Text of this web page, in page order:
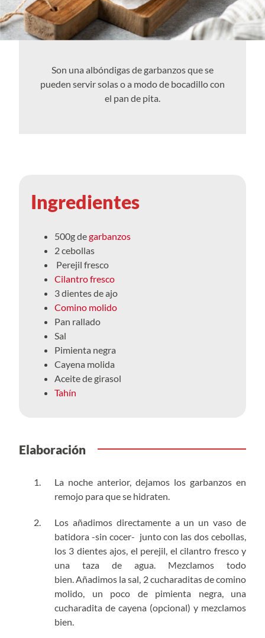
Son una albóndigas de garbanzos que se
pueden servir solas o a modo de bocadillo con
el pan de pita.
Ingredientes
500g degarbanzos
2 cebollas
Perejil fresco
Cilantro fresco
3 dientes de ajo
Comino molido
Pan rallado
Sal
Pimienta negra
Cayena molida
Aceite de girasol
Tahín
Elaboración
La noche anterior, dejamos los garbanzos en
remojo para que se hidraten.
Los añadimos directamente a un un vaso de
batidora -sin cocer- junto con las dos cebollas,
los 3 dientes ajos, el perejil, el cilantro fresco y
una taza de agua. Mezclamos todo
bien. Añadimos la sal, 2 cucharaditas de comino
molido, un poco de pimienta negra, una
cucharadita de cayena (opcional) y mezclamos
bien.